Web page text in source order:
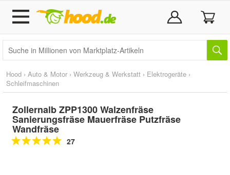
Hood › Auto & Motor › Werkzeug & Werkstatt › Elektrogeräte ›
Schleifmaschinen
Zollernalb ZPP1300 Walzenfräse
Sanierungsfräse Mauerfräse Putzfräse
Wandfräse
27